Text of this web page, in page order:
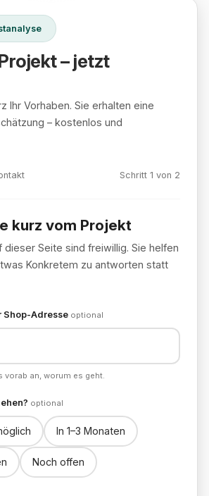
– jetzt
Ihr Vorhaben. Sie erhalten eine
– kostenlos und
Schritt 1 von 2
kurz vom Projekt
dieser Seite sind freiwillig. Sie helfen
Konkretem zu antworten statt
Shop-Adresse optional
vorab an, worum es geht.
optional
In 1–3 Monaten
Noch offen